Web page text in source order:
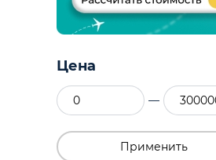
Цена
—
Применить